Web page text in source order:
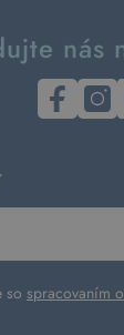
nás
so spracovaním